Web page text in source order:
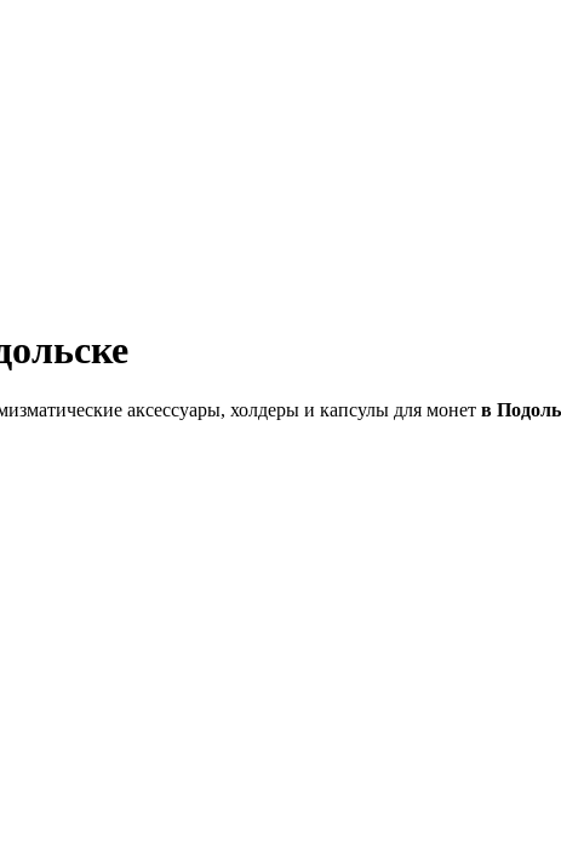
аксессуары, холдеры и капсулы для монет в